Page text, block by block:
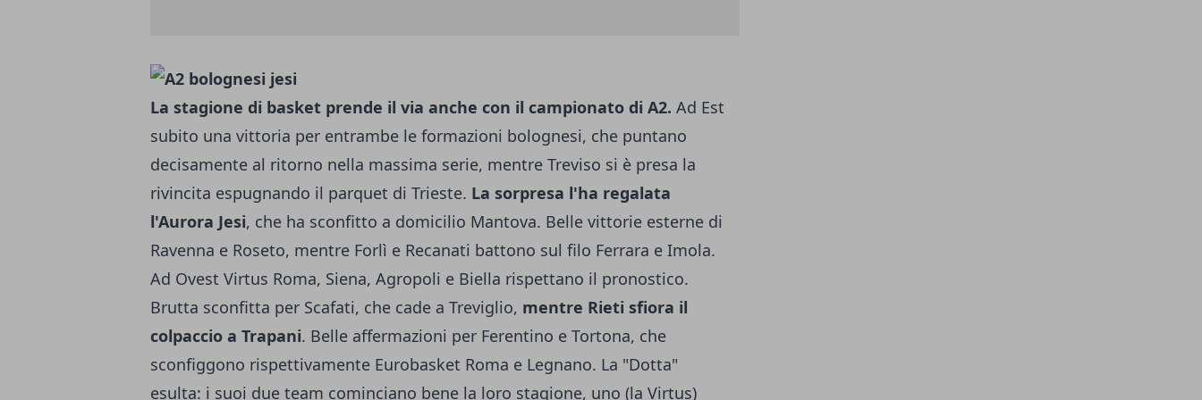
La stagione di basket prende il via anche con il campionato di A2. Ad Est
subito una vittoria per entrambe le formazioni bolognesi, che puntano
decisamente al ritorno nella massima serie, mentre Treviso si è presa la
rivincita espugnando il parquet di Trieste. La sorpresa l'ha regalata
l'Aurora Jesi, che ha sconfitto a domicilio Mantova. Belle vittorie esterne di
Ravenna e Roseto, mentre Forlì e Recanati battono sul filo Ferrara e Imola.
Ad Ovest Virtus Roma, Siena, Agropoli e Biella rispettano il pronostico.
Brutta sconfitta per Scafati, che cade a Treviglio, mentre Rieti sfiora il
colpaccio a Trapani. Belle affermazioni per Ferentino e Tortona, che
sconfiggono rispettivamente Eurobasket Roma e Legnano. La "Dotta"
esulta: i suoi due team cominciano bene la loro stagione, uno (la Virtus)